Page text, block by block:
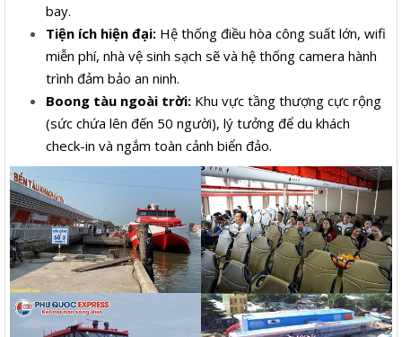
bay.
Tiện ích hiện đại: Hệ thống điều hòa công suất lớn, wifi
miễn phí, nhà vệ sinh sạch sẽ và hệ thống camera hành
trình đảm bảo an ninh.
Boong tàu ngoài trời: Khu vực tầng thượng cực rộng
(sức chứa lên đến 50 người), lý tưởng để du khách
check-in và ngắm toàn cảnh biển đảo.